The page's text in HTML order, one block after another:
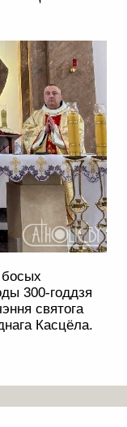
300-годдзя
святога
Касцёла.